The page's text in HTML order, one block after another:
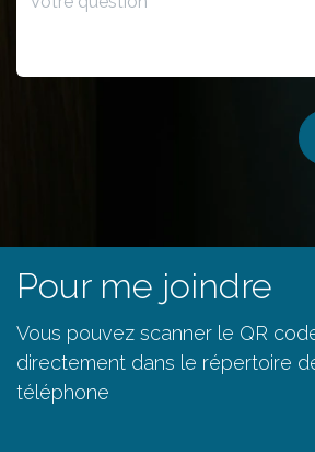
Pour me joindre
Vous pouvez scanner le QR
directement dans le répertoire
téléphone